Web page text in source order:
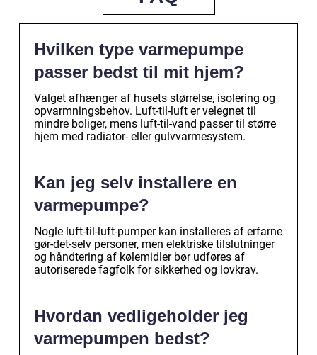
Hvilken type varmepumpe
passer bedst til mit hjem?
Valget afhænger af husets størrelse, isolering og
opvarmningsbehov. Luft-til-luft er velegnet til
mindre boliger, mens luft-til-vand passer til større
hjem med radiator- eller gulvvarmesystem.
Kan jeg selv installere en
varmepumpe?
Nogle luft-til-luft-pumper kan installeres af erfarne
gør-det-selv personer, men elektriske tilslutninger
og håndtering af kølemidler bør udføres af
autoriserede fagfolk for sikkerhed og lovkrav.
Hvordan vedligeholder jeg
varmepumpen bedst?